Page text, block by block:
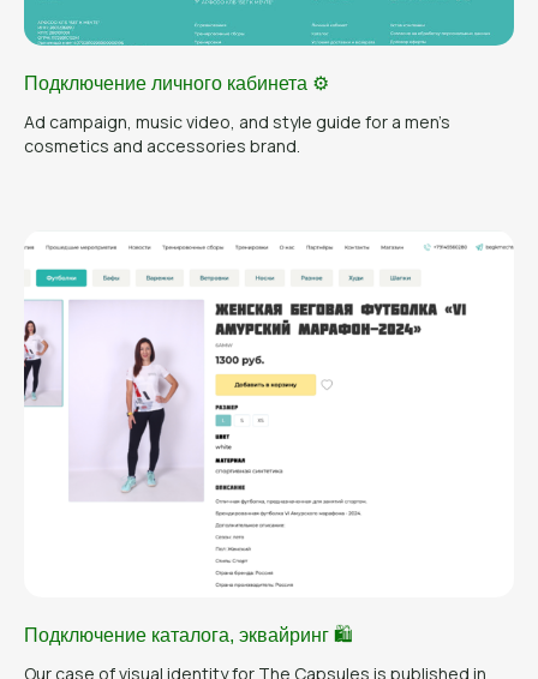
Подключение личного кабинета ⚙️
Ad campaign, music video, and style guide for a men's
cosmetics and accessories brand.
Подключение каталога, эквайринг 🛍️
Our case of visual identity for The Capsules is published in